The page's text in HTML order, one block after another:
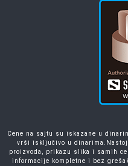
Cene na sajtu su iskazane u
vrši isključivo u
proizvoda, prikazu slika i samih
informacije kompletne i bez